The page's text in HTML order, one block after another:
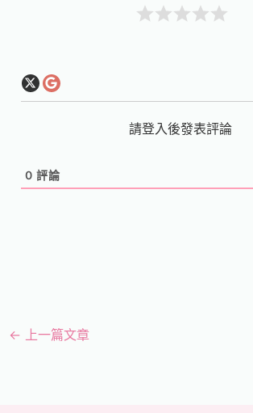
請登入後發表評論
0 評論
← 上一篇文章